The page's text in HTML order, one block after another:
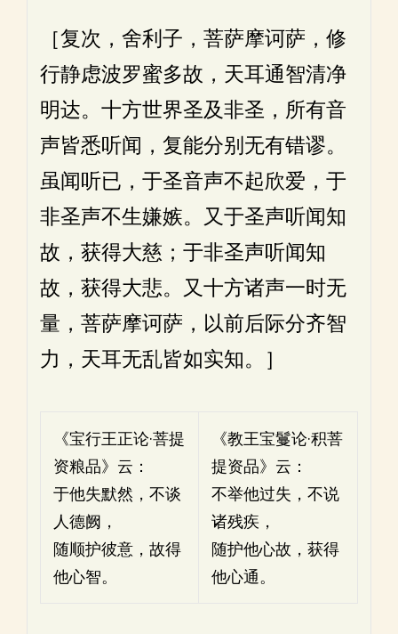
［复次，舍利子，菩萨摩诃萨，修
行静虑波罗蜜多故，天耳通智清净
明达。十方世界圣及非圣，所有音
声皆悉听闻，复能分别无有错谬。
虽闻听已，于圣音声不起欣爱，于
非圣声不生嫌嫉。又于圣声听闻知
故，获得大慈；于非圣声听闻知
故，获得大悲。又十方诸声一时无
量，菩萨摩诃萨，以前后际分齐智
力，天耳无乱皆如实知。］
《宝行王正论·菩提
资粮品》云：
于他失默然，不谈
人德阙，
随顺护彼意，故得
他心智。
《教王宝鬘论·积菩
提资品》云：
不举他过失，不说
诸残疾，
随护他心故，获得
他心通。